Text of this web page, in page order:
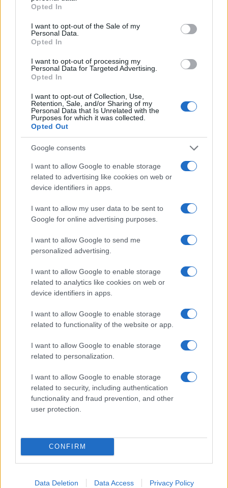
use your data for below specified purposes in below Google
consent section.
Opted In
I want to opt-out of the Sale of my
Personal Data.
Opted In
I want to opt-out of processing my
Personal Data for Targeted Advertising.
Opted In
I want to opt-out of Collection, Use,
Retention, Sale, and/or Sharing of my
Personal Data that Is Unrelated with the
Purposes for which it was collected.
Opted Out
Google consents
I want to allow Google to enable storage
related to advertising like cookies on web or
device identifiers in apps.
I want to allow my user data to be sent to
Google for online advertising purposes.
I want to allow Google to send me
personalized advertising.
I want to allow Google to enable storage
related to analytics like cookies on web or
device identifiers in apps.
I want to allow Google to enable storage
related to functionality of the website or app.
I want to allow Google to enable storage
related to personalization.
I want to allow Google to enable storage
related to security, including authentication
functionality and fraud prevention, and other
user protection.
CONFIRM
Data Deletion Data Access Privacy Policy
στόχο την κορυφή της
αποδοτικότητας
δολάρια στην KG Mobility
Το FIAT 500 Hybrid τώρα από 18.990 ευρώ
και Λεν κόντρα στην Ελλάδα
Πάρκερ: «Όνειρό μου να
κατακτήσω το ΝΒΑ Europe
με τη Βιλερμπάν» - Η
HELLENiQ ENERGY: Κέρδη 393 εκατ. ευρώ στο α' εξάμηνο –
Viohalco: Αυξημένος κατά
14% ο τζίρος στο α'
εξάμηνο, στα 4,3 δισ. ευρώ
– Στα 446 εκατ. ευρώ τα